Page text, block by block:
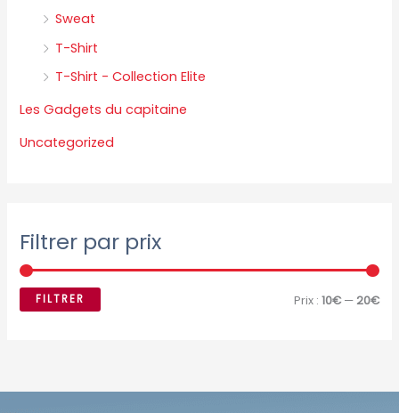
Sweat
T-Shirt
T-Shirt - Collection Elite
Les Gadgets du capitaine
Uncategorized
Filtrer par prix
FILTRER Prix : 10€—20€